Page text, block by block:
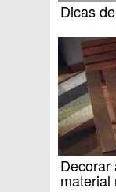
Dicas
Decorar
material